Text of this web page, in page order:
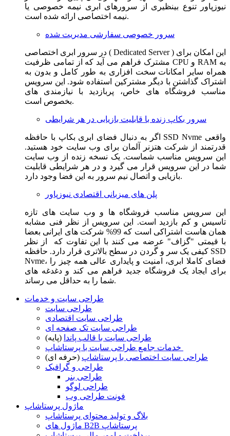
نیوزپاور تنوع بینظیری از سرورهای ابری نیمه خصوصی یا
نیمه اختصاصی ارائه شده است.
سرور خصوصی سفارشی مدیریت شده
در سرور ابری اختصاصی ( Dedicated Server ) این امکان برای
مشترک فراهم می آید که از تمامی ظرفیت CPU و RAM به
همراه سایر امکانات سخت افزاری به طور کامل و بدون به
اشتراک گذاشتن با دیگر مشترکین استفاده شود. این سرویس
مناسب فروشگاه های خاص، پربازدید با نیازمندی های
بخصوص است.
سرور بکاپ زنده با قابلیت بازیابی در هر شرایطی
اگر به دنبال فضای ابری بکاپ با حافظه SSD Nvme واقعی
قدرتمند از شرکت هتزنر آلمان برای وب سایت خود هستید.
این سرویس مناسب شماست. یک نسخه زنده از وب سایت
شما در این سرویس قرار می گیرد و در هر شرایطی قابلیت
بازیابی و اتصال نیم سرور به این فضا وجود دارد.
پلن های میزبانی اقتصادی نیوزپاور
این سرویس مناسب فروشگاه ها و وب سایت های تازه
تاسیس و کم بازدید است. این سرویس از نظر فنی مشابه
همان هاست اشتراکی است که 99% شرکت های ایرانی بعضا
با قیمتی "گزاف" عرضه می کنند با این تفاوت که از نظر
کیفی یک سر و گردن در سطح بالاتری قرار دارد. حافظه SSD
Nvme، فضای کاملا ابری، امنیت و پایداری عالی همه چیز را
برای ایجاد یک فروشگاه جدید فراهم می کند و دغدغه های
شما را به حداقل می رساند.
طراحی سایت و خدمات
طراحی سایت
طراحی سایت اقتصادی
طراحی سایت تک صفحه ای
طراحی سایت با قالب پاندا (پایه)
طراحی سایت اختصاصی با پرستاشاپ (حرفه ای)
طراحی و گرافیک
طراحی بنر
طراحی لوگو
فونت طراحی وب
ماژول پرستاشاپ
بلاگ و تولید محتوای پرستاشاپ
ماژول های B2B پرستاشاپ